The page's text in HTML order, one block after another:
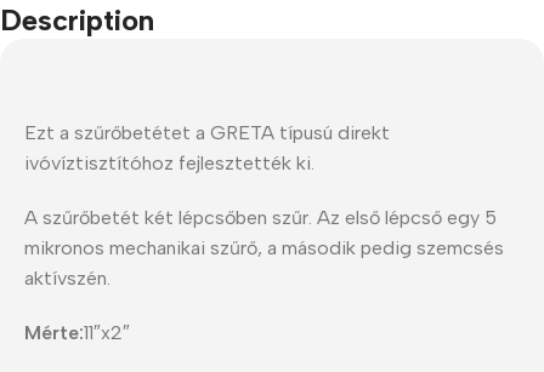
Description
Ezt a szűrőbetétet a GRETA típusú direkt
ivóvíztisztítóhoz fejlesztették ki.
A szűrőbetét két lépcsőben szűr. Az első lépcső egy 5
mikronos mechanikai szűrő, a második pedig szemcsés
aktívszén.
Mérte:11″x2″